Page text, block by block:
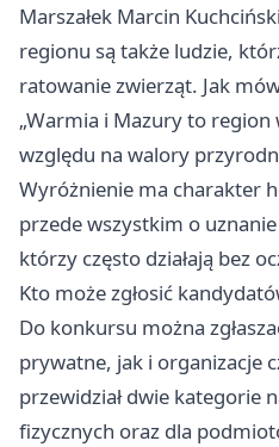
Marszałek Marcin
regionu są także ludzie,
ratowanie zwierząt. Jak
„Warmia i Mazury to
względu na walory
Wyróżnienie ma charakter
przede wszystkim o
którzy często działają bez
Kto może zgłosić
Do konkursu można
prywatne, jak i organizacje
przewidział dwie kategorie
fizycznych oraz dla